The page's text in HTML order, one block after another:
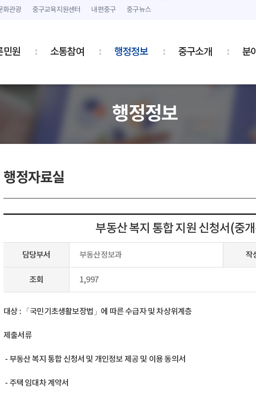
화관광 중구교육지원센터 내편중구 중구뉴스
민원 소통참여 행정정보 중구소개 분
행정정보
행정자료실
부동산 복지 통합 지원 신청서(중
담당부서 부동산정보과 작
조회 1,997
대상 : 「국민기초생활보장법」에 따른 수급자 및 차상위계층
제출서류
- 부동산 복지 통합 신청서 및 개인정보 제공 및 이용 동의서
- 주택 임대차 계약서